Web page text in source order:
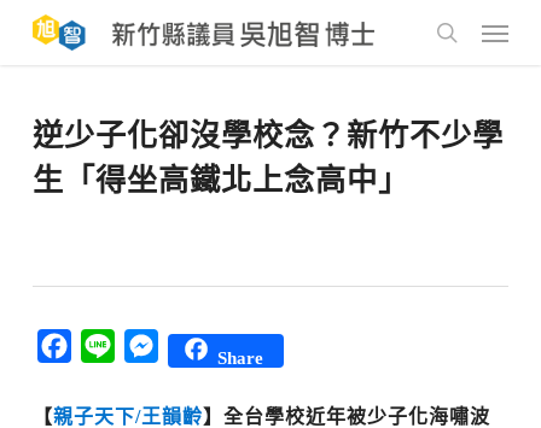
main
Menu
逆少子化卻沒學校念？新竹不少學
生「得坐高鐵北上念高中」
Facebook
Line Messenger
Share
【親子天下/王韻齡】全台學校近年被少子化海嘯波